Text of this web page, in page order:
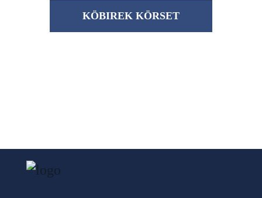
KÖBІREK KÖRSET